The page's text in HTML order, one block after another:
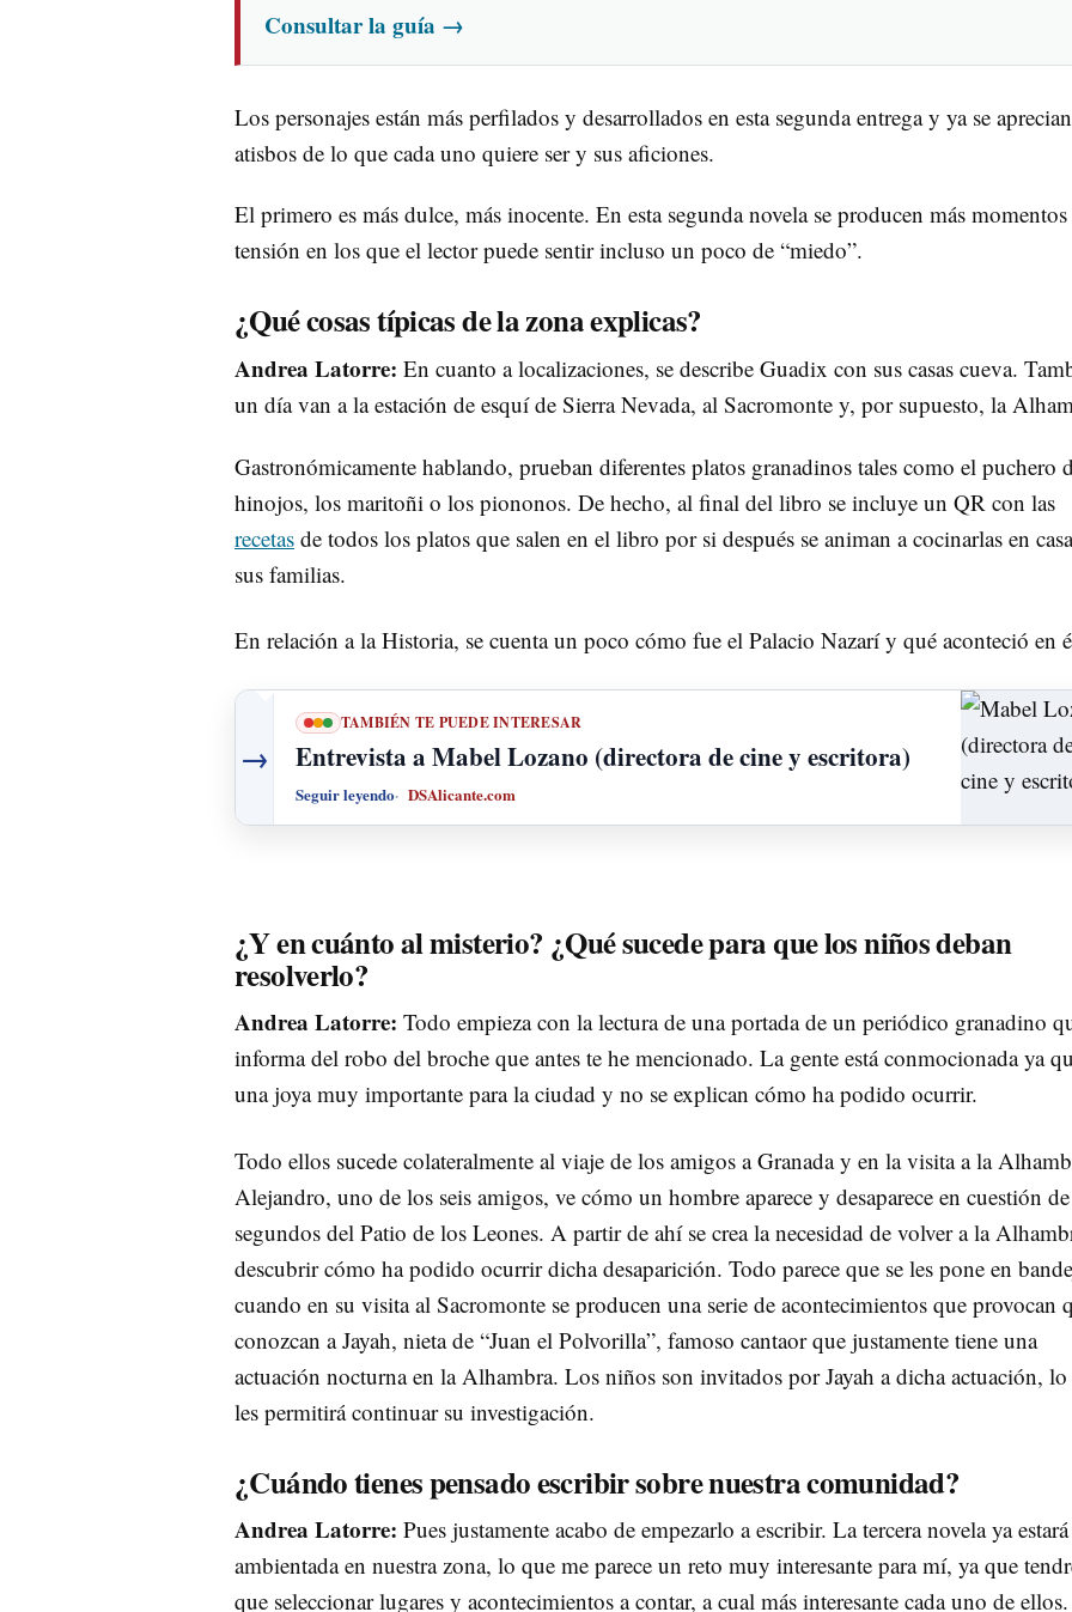
Consultar la guía →
Los personajes están más perfilados y desarrollados en esta segunda entrega y ya se aprecian
atisbos de lo que cada uno quiere ser y sus aficiones.
El primero es más dulce, más inocente. En esta segunda novela se producen más
tensión en los que el lector puede sentir incluso un poco de “miedo”.
¿Qué cosas típicas de la zona explicas?
Andrea Latorre: En cuanto a localizaciones, se describe Guadix con sus casas cueva.
un día van a la estación de esquí de Sierra Nevada, al Sacromonte y, por supuesto, la
Gastronómicamente hablando, prueban diferentes platos granadinos tales como el puchero
hinojos, los maritoñi o los piononos. De hecho, al final del libro se incluye un QR con las
recetas de todos los platos que salen en el libro por si después se animan a cocinarlas en
sus familias.
En relación a la Historia, se cuenta un poco cómo fue el Palacio Nazarí y qué aconteció en
→
TAMBIÉN TE PUEDE INTERESAR
Entrevista a Mabel Lozano (directora de cine y escritora)
Seguir leyendo DSAlicante.com
¿Y en cuánto al misterio? ¿Qué sucede para que los niños deban
resolverlo?
Andrea Latorre: Todo empieza con la lectura de una portada de un periódico granadino
informa del robo del broche que antes te he mencionado. La gente está conmocionada ya
una joya muy importante para la ciudad y no se explican cómo ha podido ocurrir.
Todo ellos sucede colateralmente al viaje de los amigos a Granada y en la visita a la
Alejandro, uno de los seis amigos, ve cómo un hombre aparece y desaparece en cuestión de
segundos del Patio de los Leones. A partir de ahí se crea la necesidad de volver a la
descubrir cómo ha podido ocurrir dicha desaparición. Todo parece que se les pone en
cuando en su visita al Sacromonte se producen una serie de acontecimientos que provocan
conozcan a Jayah, nieta de “Juan el Polvorilla”, famoso cantaor que justamente tiene una
actuación nocturna en la Alhambra. Los niños son invitados por Jayah a dicha actuación,
les permitirá continuar su investigación.
¿Cuándo tienes pensado escribir sobre nuestra comunidad?
Andrea Latorre: Pues justamente acabo de empezarlo a escribir. La tercera novela ya estará
ambientada en nuestra zona, lo que me parece un reto muy interesante para mí, ya que
que seleccionar lugares y acontecimientos a contar, a cual más interesante cada uno de ellos.